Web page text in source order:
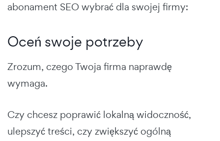
abonament SEO wybrać dla swojej firmy:
Oceń swoje potrzeby
Zrozum, czego Twoja firma naprawdę
wymaga.
Czy chcesz poprawić lokalną widoczność,
ulepszyć treści, czy zwiększyć ogólną